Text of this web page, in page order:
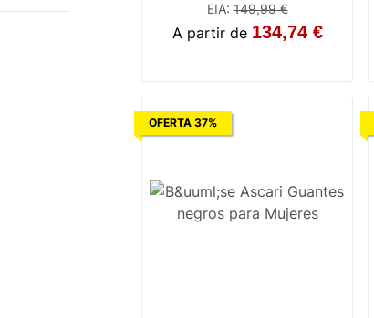
EIA:149,99 €
A partir de 134,74 €
OFERTA 37%